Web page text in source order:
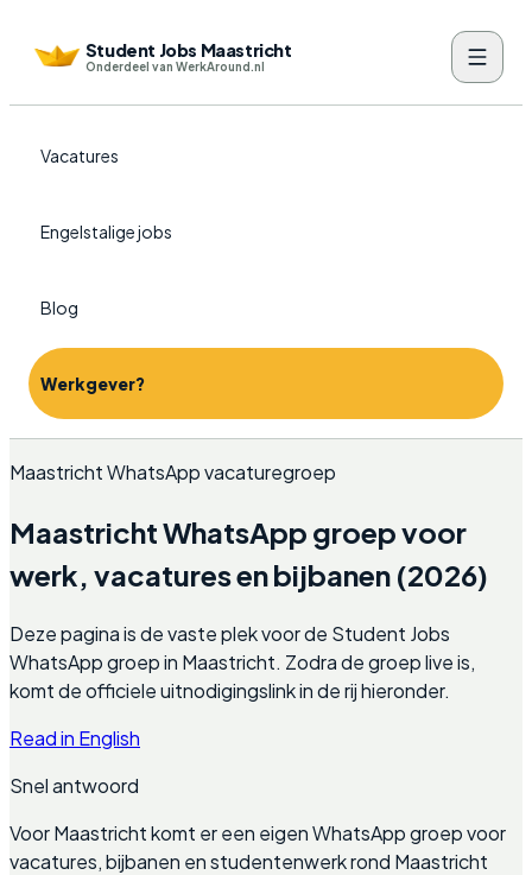
Student Jobs Maastricht
Onderdeel van WerkAround.nl
Vacatures
Engelstalige jobs
Blog
Werkgever?
Maastricht WhatsApp vacaturegroep
Maastricht WhatsApp groep voor
werk, vacatures en bijbanen (2026)
Deze pagina is de vaste plek voor de Student Jobs
WhatsApp groep in Maastricht. Zodra de groep live is,
komt de officiele uitnodigingslink in de rij hieronder.
Read in English
Snel antwoord
Voor Maastricht komt er een eigen WhatsApp groep voor
vacatures, bijbanen en studentenwerk rond Maastricht